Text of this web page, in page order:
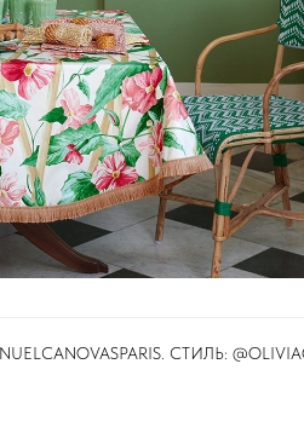
СТИЛЬ: